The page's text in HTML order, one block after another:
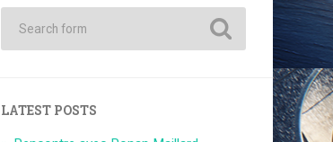
LATEST POSTS